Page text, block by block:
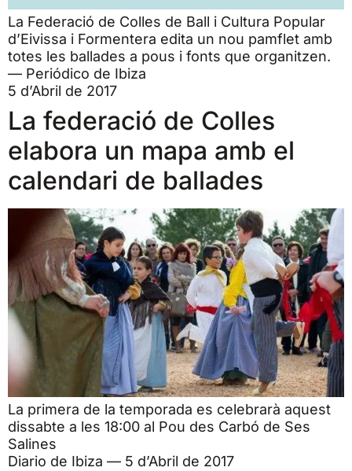
La Federació de Colles de Ball i Cultura Popular
d’Eivissa i Formentera edita un nou pamflet amb
totes les ballades a pous i fonts que organitzen.
— Periódico de Ibiza
5 d’Abril de 2017
La federació de Colles
elabora un mapa amb el
calendari de ballades
La primera de la temporada es celebrarà aquest
dissabte a les 18:00 al Pou des Carbó de Ses
Salines
Diario de Ibiza — 5 d’Abril de 2017